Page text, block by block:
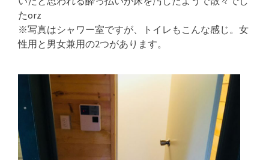
たorz
※写真はシャワー室ですが、トイレもこんな感じ。女
性用と男女兼用の2つがあります。